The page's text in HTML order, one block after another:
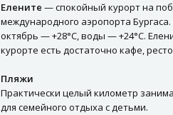
Елените — спокойный курорт на
международного аэропорта
октябрь — +28°С, воды — +24°С.
курорте есть достаточно кафе,
Пляжи
Практически целый километр
для семейного отдыха с детьми.